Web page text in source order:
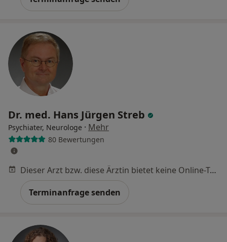
Dr. med. Hans Jürgen Streb
Psychiater, Neurologe · Mehr
80 Bewertungen
Dieser Arzt bzw. diese Ärztin bietet keine Online-Terminbuchung an diesem Standort an.
Terminanfrage senden